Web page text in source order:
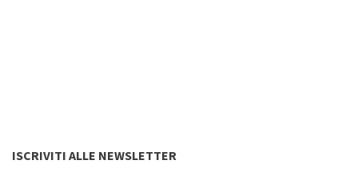
ISCRIVITI ALLE NEWSLETTER